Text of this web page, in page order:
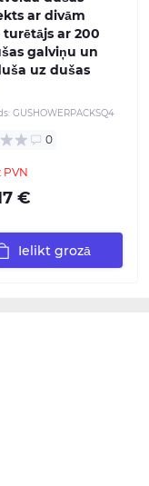
ar divām
turētājs ar 200
galviņu un
uz dušas
GUSHOWERPACKSQ4
0
PVN
€
Ielikt grozā